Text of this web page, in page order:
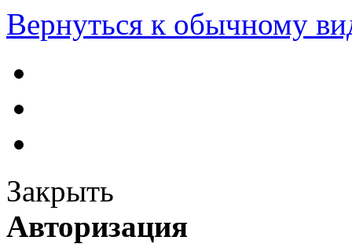
Вернуться к обычному
Закрыть
Авторизация